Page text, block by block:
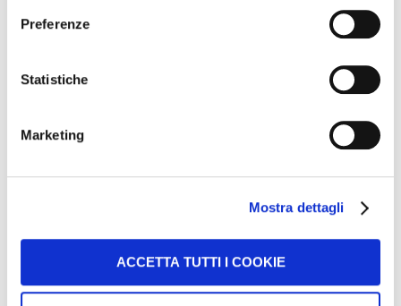
Preferenze
Statistiche
Marketing
Mostra dettagli
ACCETTA TUTTI I COOKIE
Avere un buon Feedback per la tua Autofficina sulla
Clientela. Ma come fare ad avere più recensioni positive
che negative? La risposta è molto semplice e te la spiego